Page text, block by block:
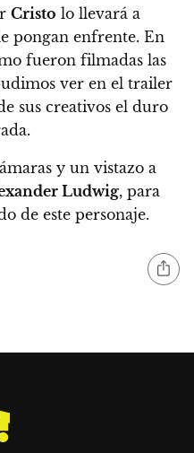
Cristo lo llevará a
pongan enfrente. En
fueron filmadas las
ver en el trailer
sus creativos el duro
y un vistazo a
Ludwig, para
de este personaje.